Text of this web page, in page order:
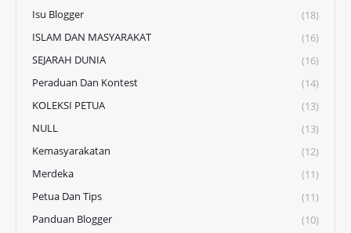
Isu Blogger
(18)
ISLAM DAN MASYARAKAT
(16)
SEJARAH DUNIA
(16)
Peraduan Dan Kontest
(14)
KOLEKSI PETUA
(13)
NULL
(13)
Kemasyarakatan
(12)
Merdeka
(11)
Petua Dan Tips
(11)
Panduan Blogger
(10)